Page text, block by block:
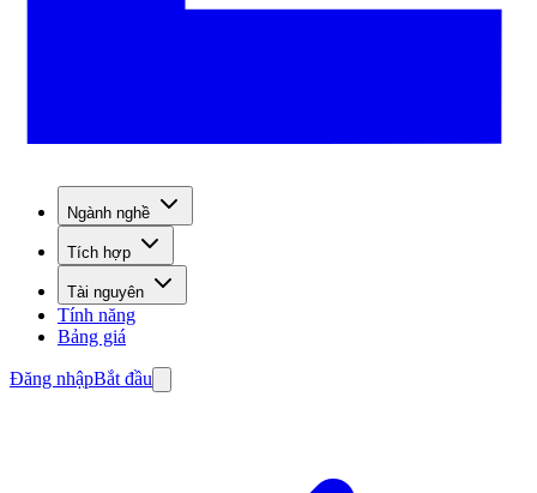
Ngành nghề
Tích hợp
Tài nguyên
Tính năng
Bảng giá
Đăng nhậpBắt đầu